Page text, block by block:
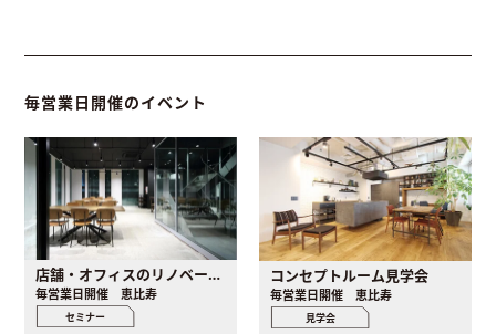
毎営業日開催のイベント
店舗・オフィスのリノベーション個別セミナー
毎営業日開催 恵比寿
セミナー
コンセプトルーム見学会
毎営業日開催 恵比寿
見学会